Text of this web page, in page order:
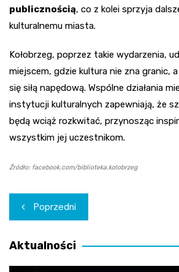
publicznością, co z kolei sprzyja
kulturalnemu miasta.
Kołobrzeg, poprzez takie wydarzenia,
miejscem, gdzie kultura nie zna granic,
się siłą napędową. Wspólne działania
instytucji kulturalnych zapewniają, że
będą wciąż rozkwitać, przynosząc
wszystkim jej uczestnikom.
Źródło: facebook.com/biblioteka.kolobrzeg
Nawigacja
wpisu
Poprzedni
Aktualności